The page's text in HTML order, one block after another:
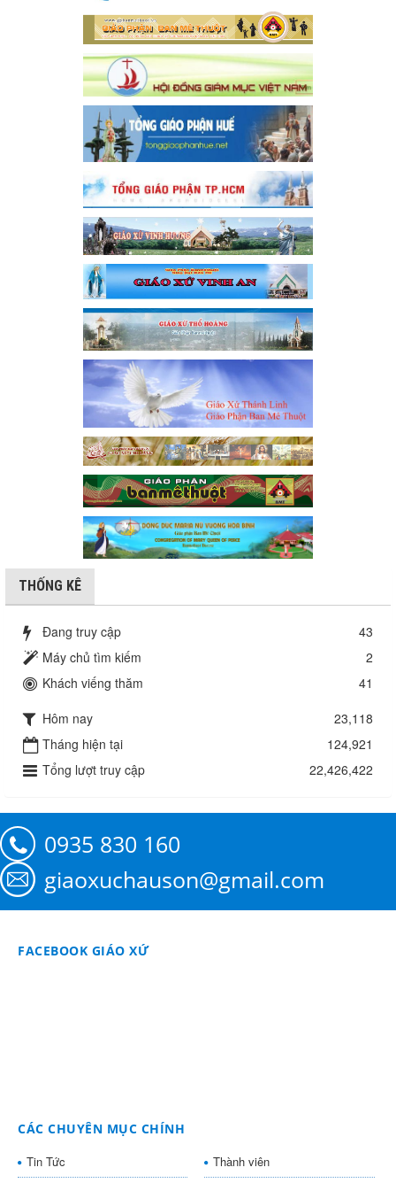
THỐNG KÊ
Đang truy cập
43
Máy chủ tìm kiếm
2
Khách viếng thăm
41
Hôm nay
23,118
Tháng hiện tại
124,921
Tổng lượt truy cập
22,426,422
0935 830 160
giaoxuchauson@gmail.com
FACEBOOK GIÁO XỨ
CÁC CHUYÊN MỤC CHÍNH
Tin Tức
Thành viên